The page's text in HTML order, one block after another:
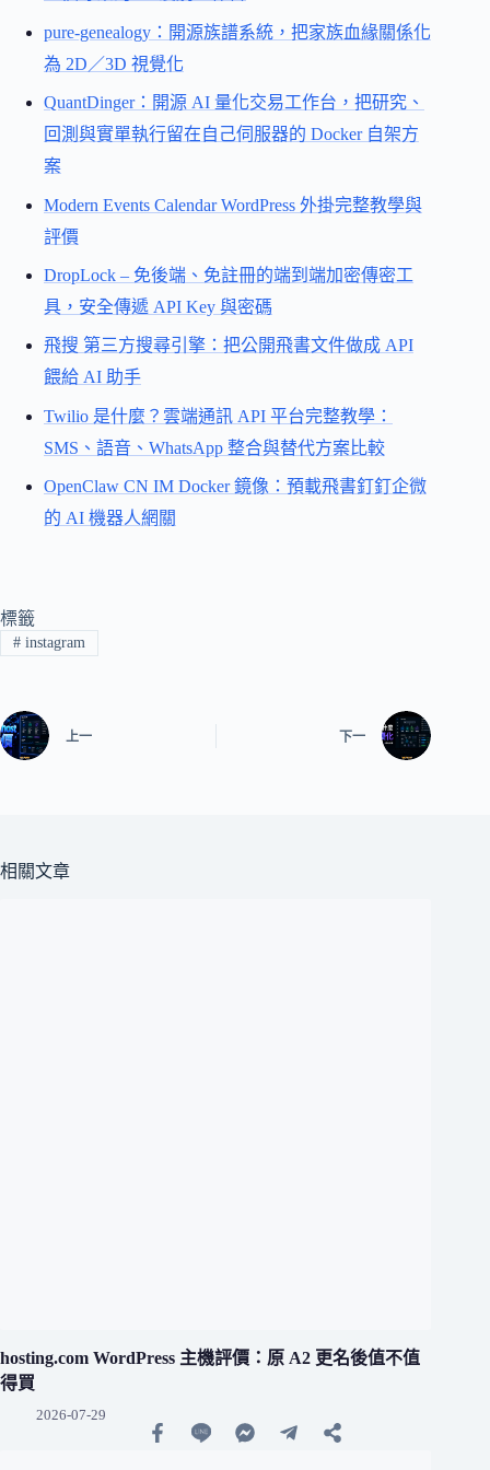
pure-genealogy：開源族譜系統，把家族血緣關係化
為 2D／3D 視覺化
QuantDinger：開源 AI 量化交易工作台，把研究、
回測與實單執行留在自己伺服器的 Docker 自架方
案
Modern Events Calendar WordPress 外掛完整教學與
評價
DropLock – 免後端、免註冊的端到端加密傳密工
具，安全傳遞 API Key 與密碼
飛搜 第三方搜尋引擎：把公開飛書文件做成 API
餵給 AI 助手
Twilio 是什麼？雲端通訊 API 平台完整教學：
SMS、語音、WhatsApp 整合與替代方案比較
OpenClaw CN IM Docker 鏡像：預載飛書釘釘企微
的 AI 機器人網關
標籤
#instagram
上一 下一
相關文章
hosting.com WordPress 主機評價：原 A2 更名後值不值
得買
2026-07-29